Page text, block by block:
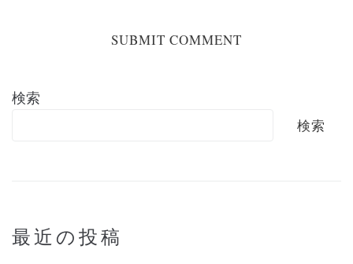
検索
検索
最近の投稿